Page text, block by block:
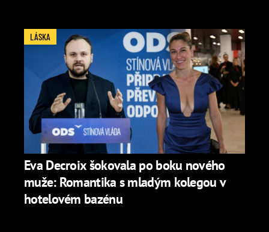
Eva Decroix šokovala po boku nového
muže: Romantika s mladým kolegou v
hotelovém bazénu
LÁSKA